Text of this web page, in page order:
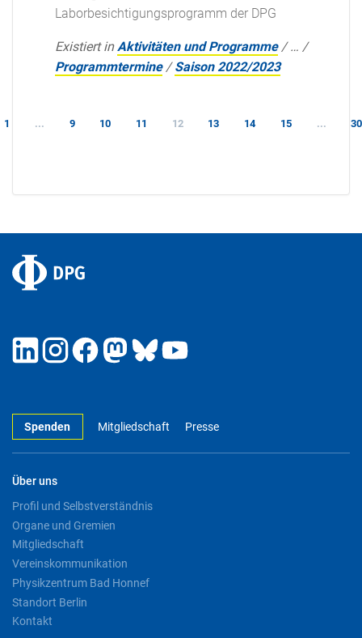
Laborbesichtigungsprogramm der DPG
Existiert in Aktivitäten und Programme /… /
Programmtermine /Saison 2022/2023
1 ... 9 10 11 12 13 14 15 ... 30
Spenden Mitgliedschaft Presse
Über uns
Profil und Selbstverständnis
Organe und Gremien
Mitgliedschaft
Vereinskommunikation
Physikzentrum Bad Honnef
Standort Berlin
Kontakt